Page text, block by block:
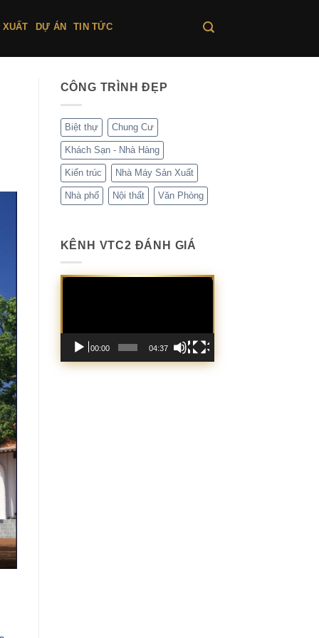
DỰ ÁN TIN TỨC
CÔNG TRÌNH ĐẸP
Biệt thự Chung Cư
Khách Sạn - Nhà Hàng
Kiến trúc Nhà Máy Sản Xuất
Nhà phố Nội thất Văn Phòng
KÊNH VTC2 ĐÁNH GIÁ
Trình
00:00 04:37